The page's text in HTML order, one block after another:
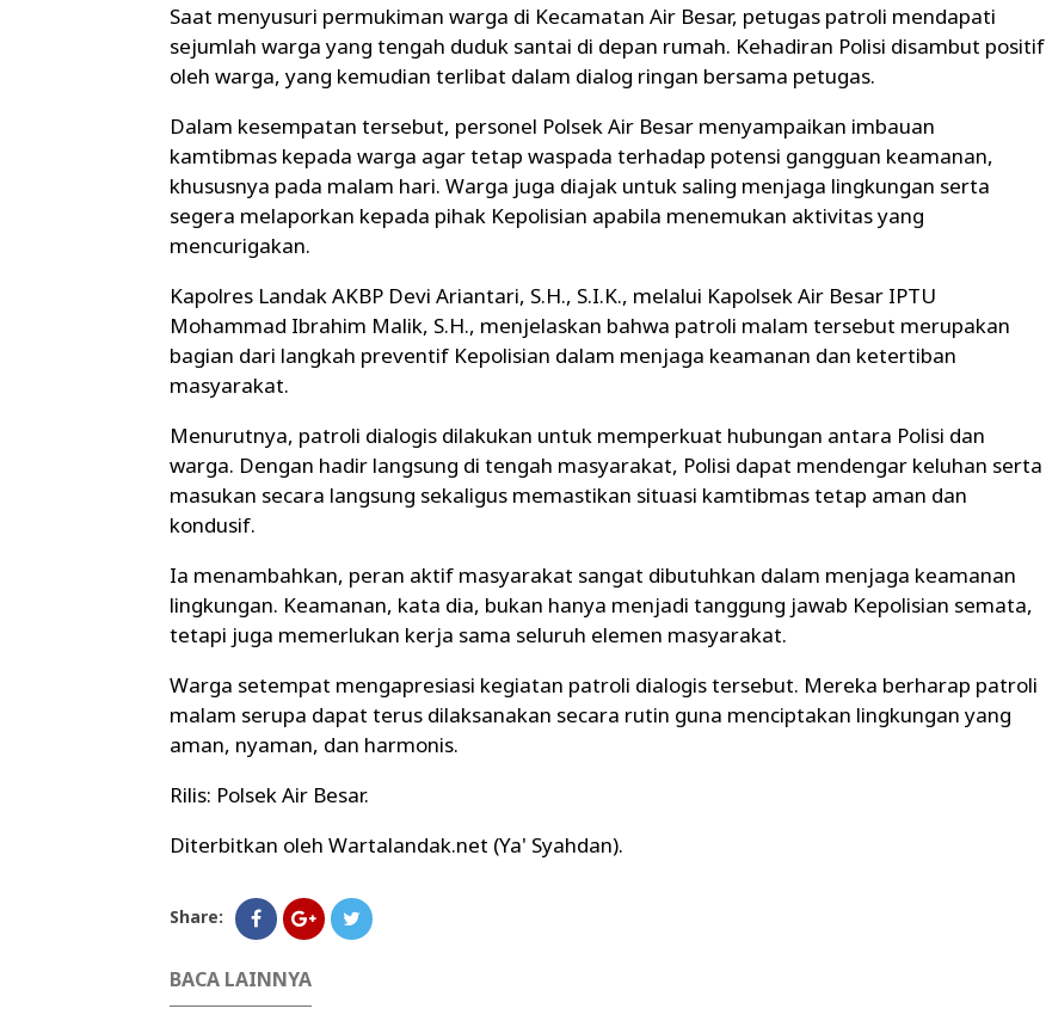
Saat menyusuri permukiman warga di Kecamatan Air Besar, petugas patroli mendapati
sejumlah warga yang tengah duduk santai di depan rumah. Kehadiran Polisi disambut positif
oleh warga, yang kemudian terlibat dalam dialog ringan bersama petugas.
Dalam kesempatan tersebut, personel Polsek Air Besar menyampaikan imbauan
kamtibmas kepada warga agar tetap waspada terhadap potensi gangguan keamanan,
khususnya pada malam hari. Warga juga diajak untuk saling menjaga lingkungan serta
segera melaporkan kepada pihak Kepolisian apabila menemukan aktivitas yang
mencurigakan.
Kapolres Landak AKBP Devi Ariantari, S.H., S.I.K., melalui Kapolsek Air Besar IPTU
Mohammad Ibrahim Malik, S.H., menjelaskan bahwa patroli malam tersebut merupakan
bagian dari langkah preventif Kepolisian dalam menjaga keamanan dan ketertiban
masyarakat.
Menurutnya, patroli dialogis dilakukan untuk memperkuat hubungan antara Polisi dan
warga. Dengan hadir langsung di tengah masyarakat, Polisi dapat mendengar keluhan serta
masukan secara langsung sekaligus memastikan situasi kamtibmas tetap aman dan
kondusif.
Ia menambahkan, peran aktif masyarakat sangat dibutuhkan dalam menjaga keamanan
lingkungan. Keamanan, kata dia, bukan hanya menjadi tanggung jawab Kepolisian semata,
tetapi juga memerlukan kerja sama seluruh elemen masyarakat.
Warga setempat mengapresiasi kegiatan patroli dialogis tersebut. Mereka berharap patroli
malam serupa dapat terus dilaksanakan secara rutin guna menciptakan lingkungan yang
aman, nyaman, dan harmonis.
Rilis: Polsek Air Besar.
Diterbitkan oleh Wartalandak.net (Ya' Syahdan).
Share:
BACA LAINNYA